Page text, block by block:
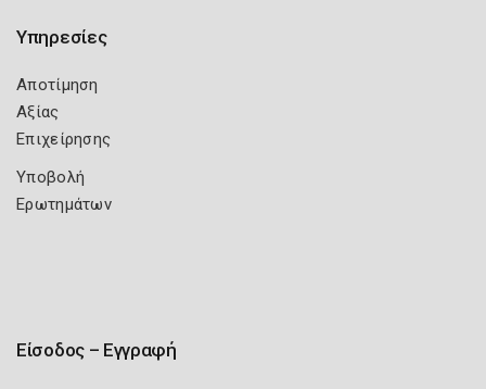
Υπηρεσίες
Αποτίμηση
Αξίας
Επιχείρησης
Υποβολή
Ερωτημάτων
Είσοδος – Εγγραφή